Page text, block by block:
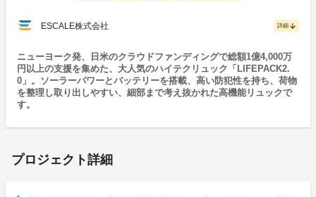
ESCALE株式会社 詳細 arrow_downward
ニューヨーク発、日米のクラウドファンディングで総額1億4,000万
円以上の支援を集めた、大人気のハイテクリュック「LIFEPACK2.
0」。ソーラーパワーとバッテリーを搭載、高い防犯性を持ち、荷物
を整理し取り出しやすい、細部まで考え抜かれた高機能リュックで
す。
プロジェクト詳細